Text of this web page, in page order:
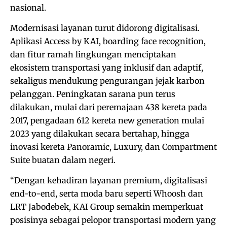
nasional.
Modernisasi layanan turut didorong digitalisasi.
Aplikasi Access by KAI, boarding face recognition,
dan fitur ramah lingkungan menciptakan
ekosistem transportasi yang inklusif dan adaptif,
sekaligus mendukung pengurangan jejak karbon
pelanggan. Peningkatan sarana pun terus
dilakukan, mulai dari peremajaan 438 kereta pada
2017, pengadaan 612 kereta new generation mulai
2023 yang dilakukan secara bertahap, hingga
inovasi kereta Panoramic, Luxury, dan Compartment
Suite buatan dalam negeri.
“Dengan kehadiran layanan premium, digitalisasi
end-to-end, serta moda baru seperti Whoosh dan
LRT Jabodebek, KAI Group semakin memperkuat
posisinya sebagai pelopor transportasi modern yang